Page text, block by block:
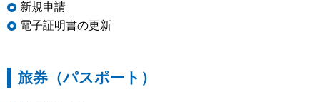
新規申請
電子証明書の更新
旅券（パスポート）